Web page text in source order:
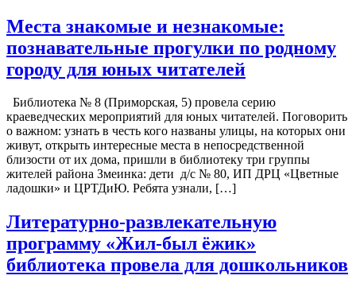
Места знакомые и незнакомые:
познавательные прогулки по родному
городу для юных читателей
Библиотека № 8 (Приморская, 5) провела серию
краеведческих мероприятий для юных читателей. Поговорить
о важном: узнать в честь кого названы улицы, на которых они
живут, открыть интересные места в непосредственной
близости от их дома, пришли в библиотеку три группы
жителей района Змеинка: дети д/с № 80, ИП ДРЦ «Цветные
ладошки» и ЦРТДиЮ. Ребята узнали, […]
Литературно-развлекательную
программу «Жил-был ёжик»
библиотека провела для дошкольников